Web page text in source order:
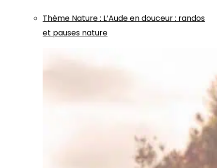
Thème Nature: L’Aude en douceur : randos
et pauses nature